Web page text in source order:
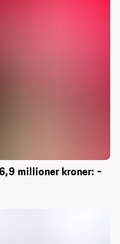
millioner kroner: –